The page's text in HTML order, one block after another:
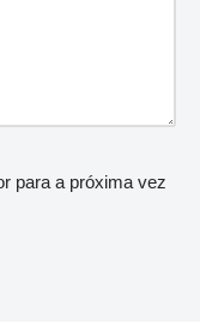
para a próxima vez